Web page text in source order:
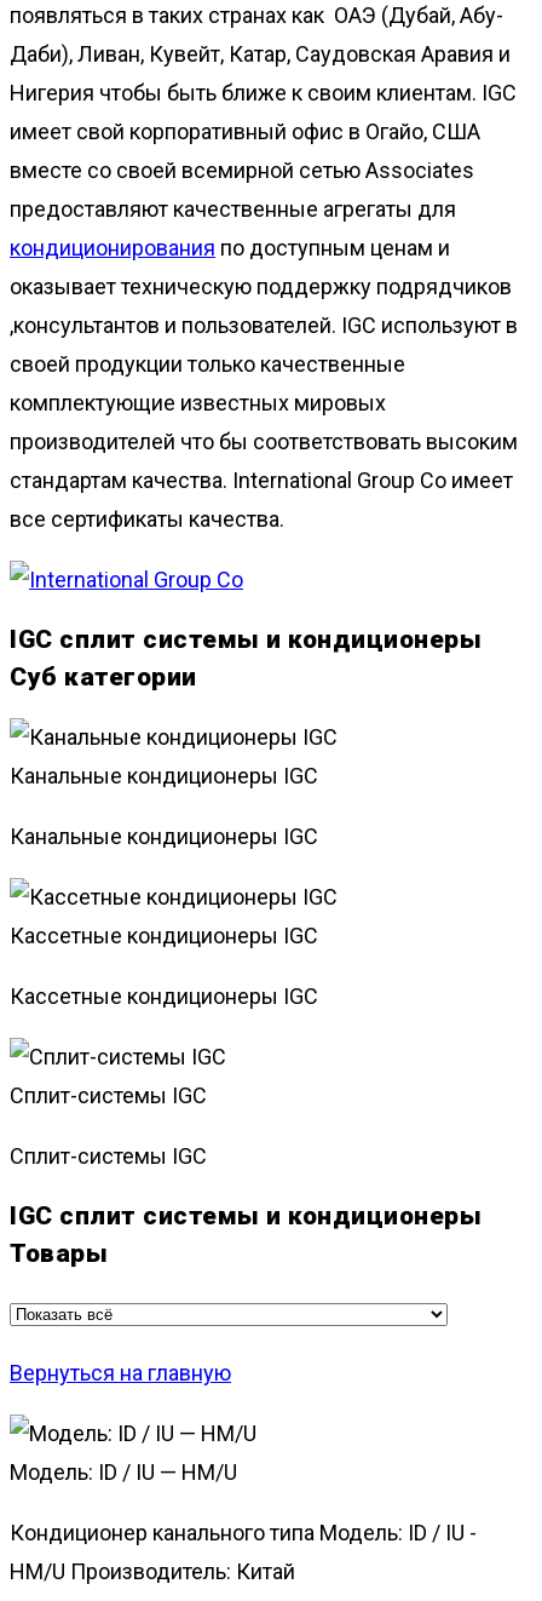
появляться в таких странах как ОАЭ (Дубай, Абу-
Даби), Ливан, Кувейт, Катар, Саудовская Аравия и
Нигерия чтобы быть ближе к своим клиентам. IGC
имеет свой корпоративный офис в Огайо, США
вместе со своей всемирной сетью Associates
предоставляют качественные агрегаты для
кондиционирования по доступным ценам и
оказывает техническую поддержку подрядчиков
,консультантов и пользователей. IGC используют в
своей продукции только качественные
комплектующие известных мировых
производителей что бы соответствовать высоким
стандартам качества. International Group Co имеет
все сертификаты качества.
IGC сплит системы и кондиционеры
Суб категории
Канальные кондиционеры IGC
Канальные кондиционеры IGC
Кассетные кондиционеры IGC
Кассетные кондиционеры IGC
Сплит-системы IGC
Сплит-системы IGC
IGC сплит системы и кондиционеры
Товары
Вернуться на главную
Модель: ID / IU — HM/U
Кондиционер канального типа Модель: ID / IU -
HM/U Производитель: Китай